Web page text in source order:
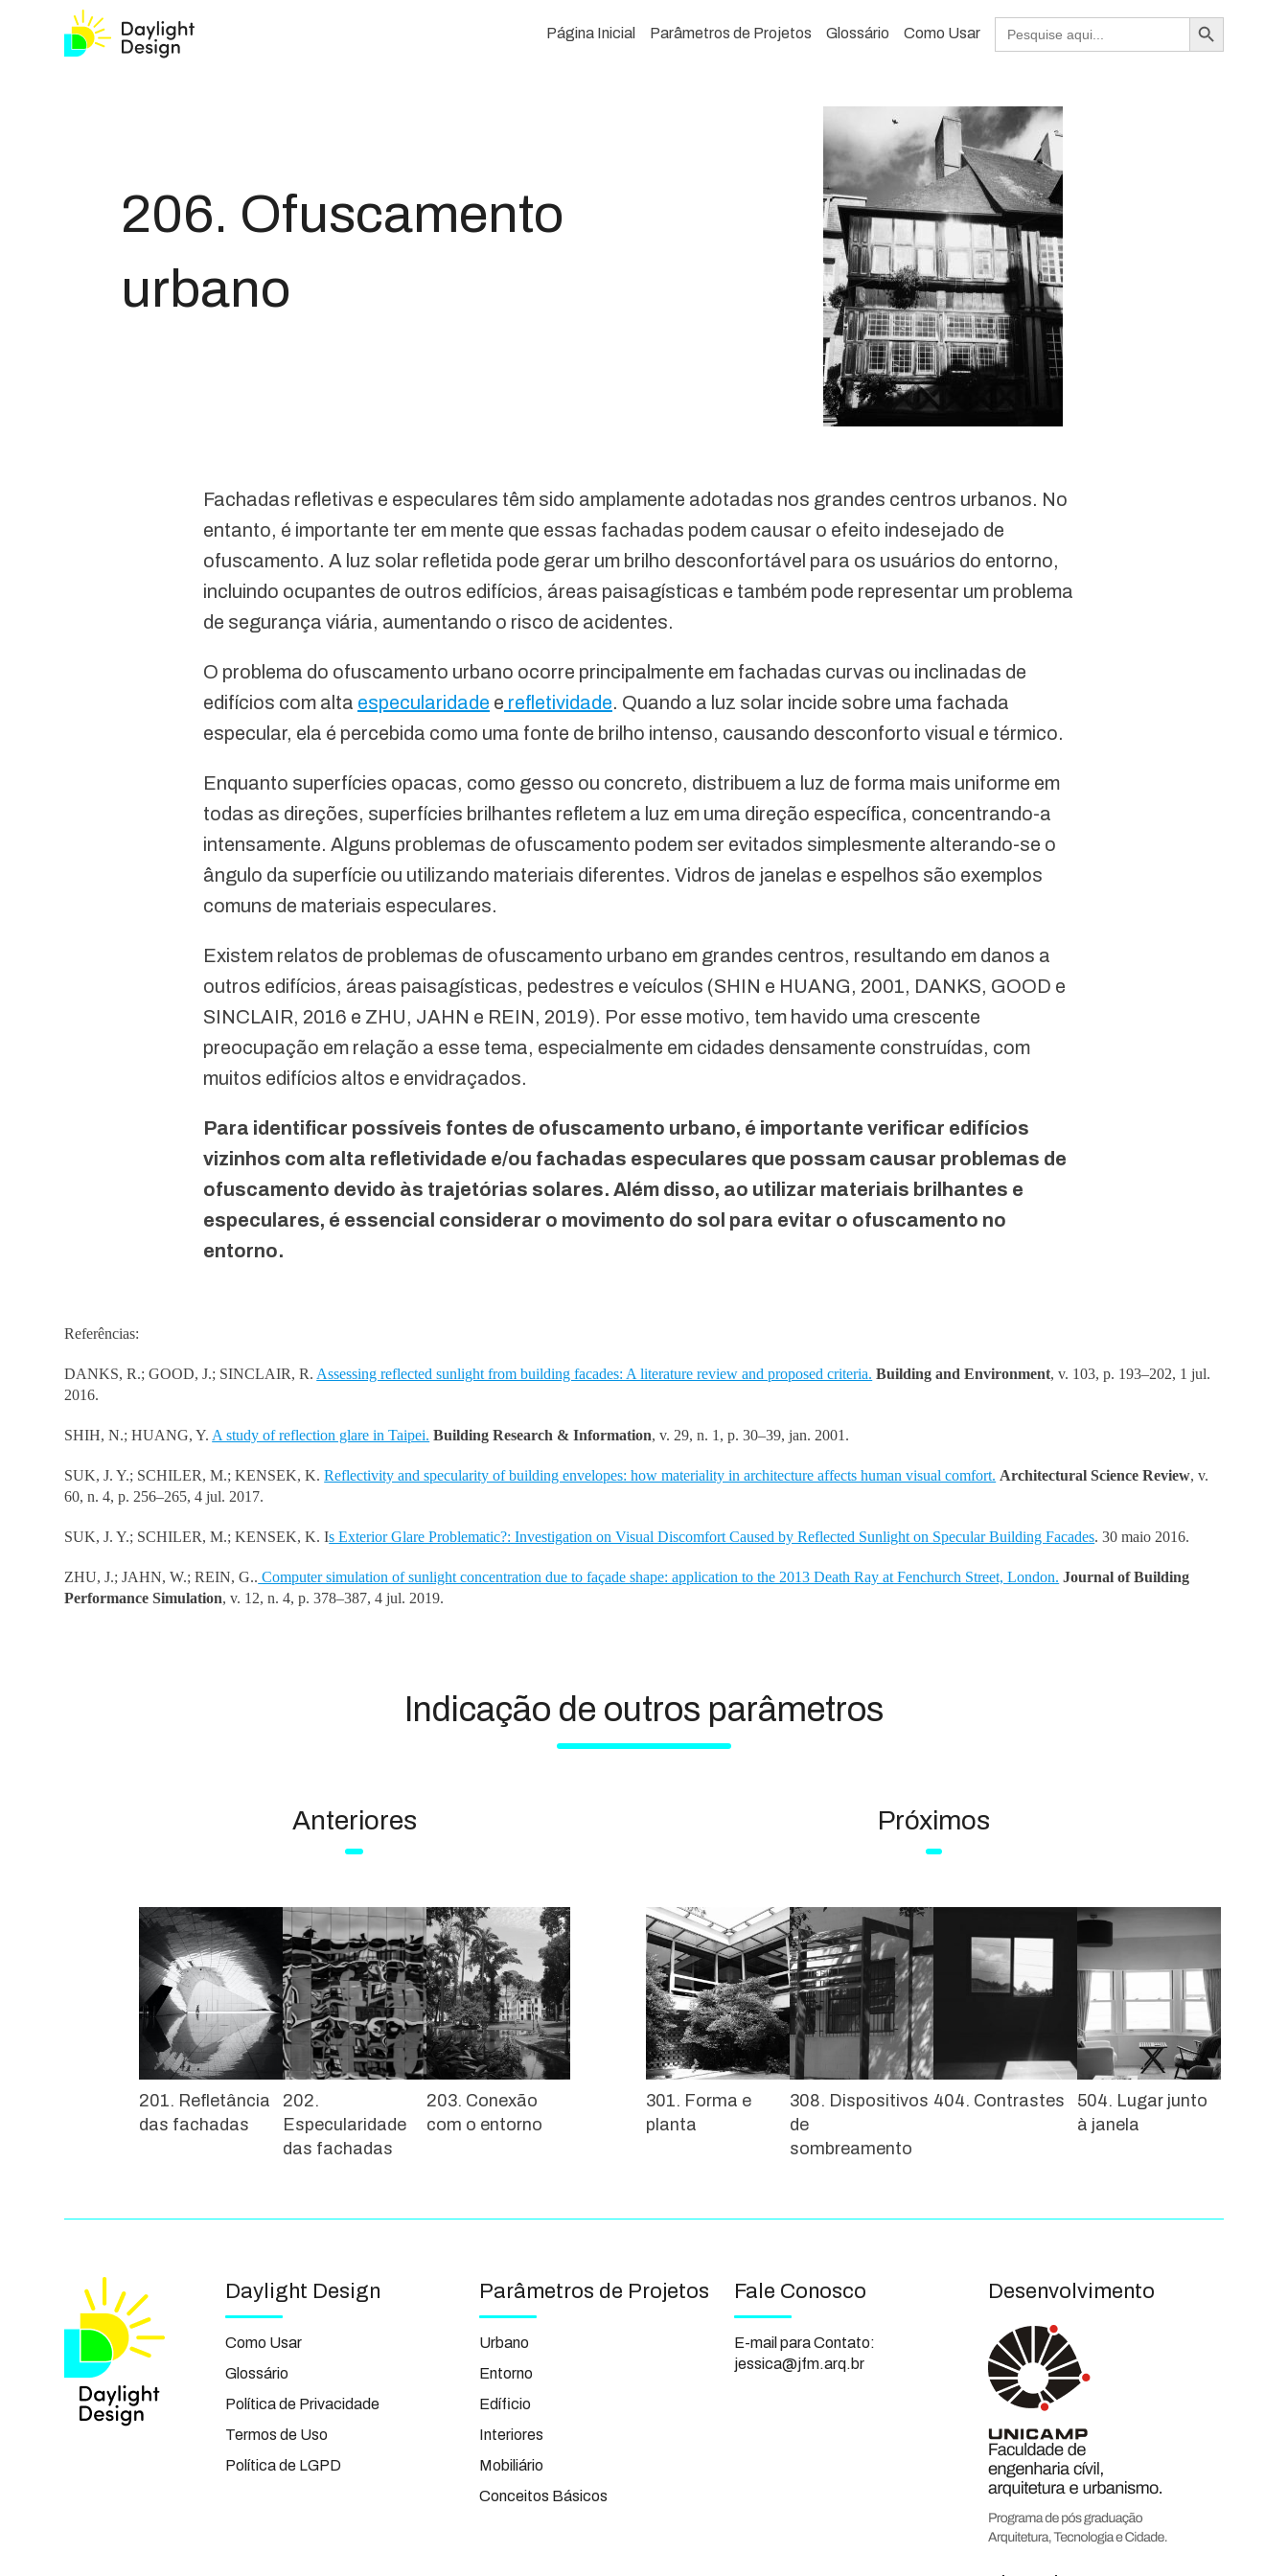
Página Inicial Parâmetros de Projetos Glossário Como Usar
Search
Search Button
206. Ofuscamento
urbano
Fachadas refletivas e especulares têm sido amplamente adotadas nos grandes centros urbanos. No
entanto, é importante ter em mente que essas fachadas podem causar o efeito indesejado de
ofuscamento. A luz solar refletida pode gerar um brilho desconfortável para os usuários do entorno,
incluindo ocupantes de outros edifícios, áreas paisagísticas e também pode representar um problema
de segurança viária, aumentando o risco de acidentes.
O problema do ofuscamento urbano ocorre principalmente em fachadas curvas ou inclinadas de
edifícios com alta especularidade e refletividade. Quando a luz solar incide sobre uma fachada
especular, ela é percebida como uma fonte de brilho intenso, causando desconforto visual e térmico.
Enquanto superfícies opacas, como gesso ou concreto, distribuem a luz de forma mais uniforme em
todas as direções, superfícies brilhantes refletem a luz em uma direção específica, concentrando-a
intensamente. Alguns problemas de ofuscamento podem ser evitados simplesmente alterando-se o
ângulo da superfície ou utilizando materiais diferentes. Vidros de janelas e espelhos são exemplos
comuns de materiais especulares.
Existem relatos de problemas de ofuscamento urbano em grandes centros, resultando em danos a
outros edifícios, áreas paisagísticas, pedestres e veículos (SHIN e HUANG, 2001, DANKS, GOOD e
SINCLAIR, 2016 e ZHU, JAHN e REIN, 2019). Por esse motivo, tem havido uma crescente
preocupação em relação a esse tema, especialmente em cidades densamente construídas, com
muitos edifícios altos e envidraçados.
Para identificar possíveis fontes de ofuscamento urbano, é importante verificar edifícios
vizinhos com alta refletividade e/ou fachadas especulares que possam causar problemas de
ofuscamento devido às trajetórias solares. Além disso, ao utilizar materiais brilhantes e
especulares, é essencial considerar o movimento do sol para evitar o ofuscamento no
entorno.
Referências:
DANKS, R.; GOOD, J.; SINCLAIR, R. Assessing reflected sunlight from building facades: A literature review and proposed criteria. Building and Environment, v. 103, p. 193–202, 1 jul.
2016.
SHIH, N.; HUANG, Y. A study of reflection glare in Taipei. Building Research & Information, v. 29, n. 1, p. 30–39, jan. 2001.
SUK, J. Y.; SCHILER, M.; KENSEK, K.Reflectivity and specularity of building envelopes: how materiality in architecture affects human visual comfort. Architectural Science Review, v.
60, n. 4, p. 256–265, 4 jul. 2017.
SUK, J. Y.; SCHILER, M.; KENSEK, K. Is Exterior Glare Problematic?: Investigation on Visual Discomfort Caused by Reflected Sunlight on Specular Building Facades. 30 maio 2016.
ZHU, J.; JAHN, W.; REIN, G.. Computer simulation of sunlight concentration due to façade shape: application to the 2013 Death Ray at Fenchurch Street, London. Journal of Building
Performance Simulation, v. 12, n. 4, p. 378–387, 4 jul. 2019.
Indicação de outros parâmetros
Anteriores
201. Refletância
das fachadas
202.
Especularidade
das fachadas
203. Conexão
com o entorno
Próximos
301. Forma e
planta
308. Dispositivos
de
sombreamento
404. Contrastes
504. Lugar junto
à janela
Daylight Design
Como Usar
Glossário
Política de Privacidade
Termos de Uso
Política de LGPD
Parâmetros de Projetos
Urbano
Entorno
Edíficio
Interiores
Mobiliário
Conceitos Básicos
Fale Conosco
E-mail para Contato:
jessica@jfm.arq.br
Desenvolvimento